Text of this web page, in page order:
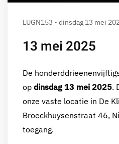
LUGN153 - dinsdag 13 mei
13 mei 2025
De
op dinsdag 13 mei 2025.
onze vaste locatie in De
Broeckhuysenstraat 46,
toegang.